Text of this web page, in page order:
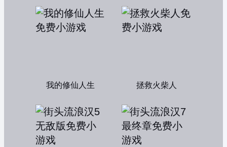
我的修仙人生 拯救火柴人